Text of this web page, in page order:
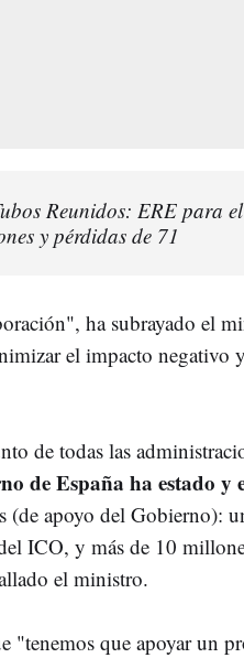
Reunidos: ERE para
y pérdidas de 71
ha subrayado el
el impacto negativo
de todas las
de España ha estado y
(de apoyo del Gobierno):
ICO, y más de 10
el ministro.
"tenemos que apoyar un